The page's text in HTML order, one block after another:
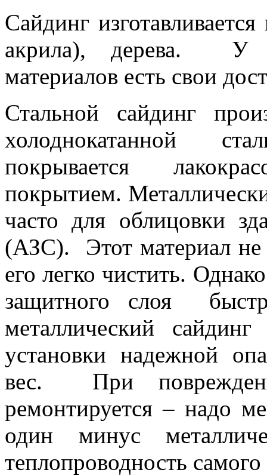
Сайдинг
акрила), дерева. У
материалов есть свои
Стальной сайдинг
холоднокатанной
покрывается
покрытием.
часто для облицовки
(АЗС). Этот материал не
его легко чистить.
защитного слоя
металлический
установки надежной
вес. При
ремонтируется – надо
один минус
теплопроводность